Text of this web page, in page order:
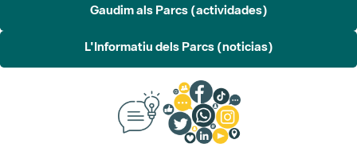
Gaudim als Parcs (actividades)
L'Informatiu dels Parcs (noticias)